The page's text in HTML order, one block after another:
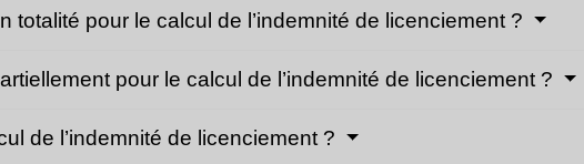
pour le calcul de l’indemnité de licenciement ?
pour le calcul de l’indemnité de licenciement ?
de l’indemnité de licenciement ?